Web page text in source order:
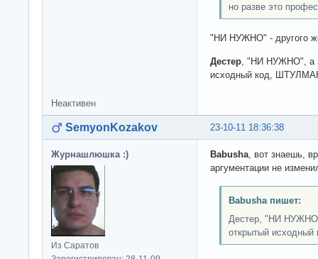
но разве это
"НИ НУЖНО" - другого
Дестер , "НИ НУЖНО", а
исходный код,
Неактивен
23-10-11 18:36:38
SemyonKozakov
Журнашлюшка :)
Из Саратов
Babusha , вот знаешь,
аргументации не
Babusha пишет:
Дестер, "НИ
открытый